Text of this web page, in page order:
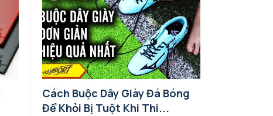
Cách Buộc Dây Giày Đá Bóng
Để Khỏi Bị Tuột Khi Thi...